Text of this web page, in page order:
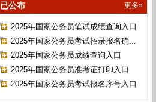
已公布 更多»
2025年国家公务员笔试成绩查询入口
2025年国家公务员考试招录报名确...
2025年国家公务员成绩查询入口
2025年国家公务员准考证打印入口
2025年国家公务员考试报名序号入口